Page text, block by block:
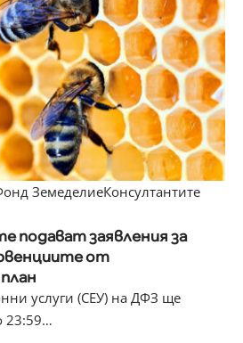
ЗемеделиеКонсултантите
подават заявления за
от
услуги (СЕУ) на ДФЗ ще
23:59…